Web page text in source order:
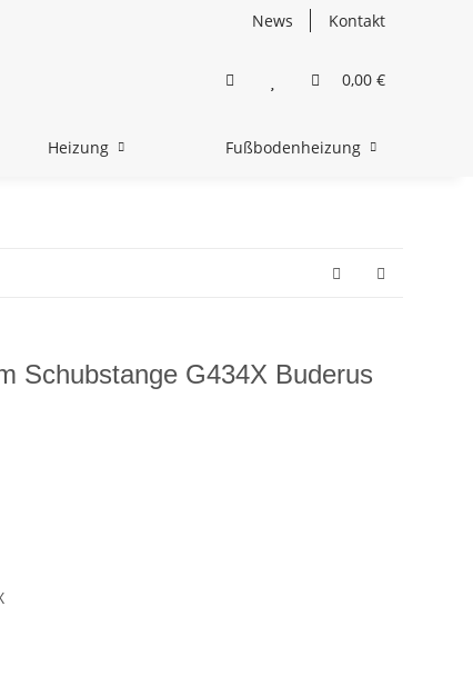
News Kontakt
0,00 €
Heizung Fußbodenheizung
Schubstange G434X Buderus